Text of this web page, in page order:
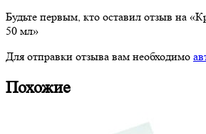
Будьте первым, кто оставил отзыв на
50 мл»
Для отправки отзыва вам необходимо
Похожие